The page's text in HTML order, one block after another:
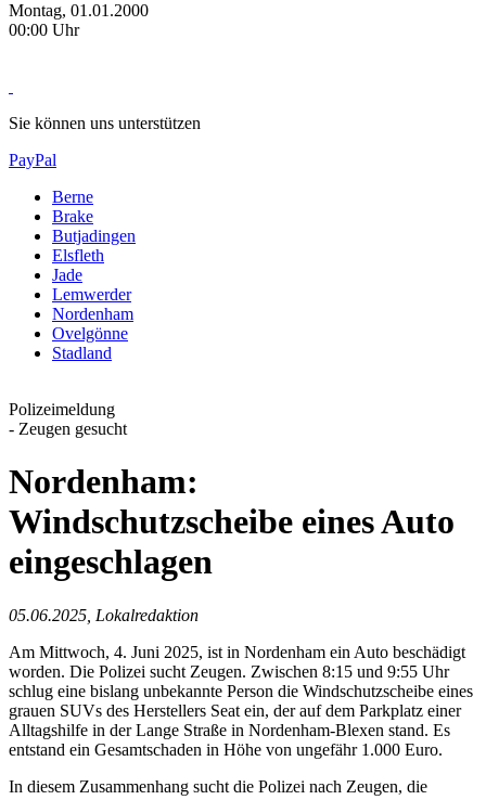
Montag, 01.01.2000
00:00 Uhr
Sie können uns unterstützen
PayPal
Berne
Brake
Butjadingen
Elsfleth
Jade
Lemwerder
Nordenham
Ovelgönne
Stadland
Polizeimeldung
- Zeugen gesucht
Nordenham:
Windschutzscheibe eines Auto
eingeschlagen
05.06.2025, Lokalredaktion
Am Mittwoch, 4. Juni 2025, ist in Nordenham ein Auto beschädigt
worden. Die Polizei sucht Zeugen. Zwischen 8:15 und 9:55 Uhr
schlug eine bislang unbekannte Person die Windschutzscheibe eines
grauen SUVs des Herstellers Seat ein, der auf dem Parkplatz einer
Alltagshilfe in der Lange Straße in Nordenham-Blexen stand. Es
entstand ein Gesamtschaden in Höhe von ungefähr 1.000 Euro.
In diesem Zusammenhang sucht die Polizei nach Zeugen, die